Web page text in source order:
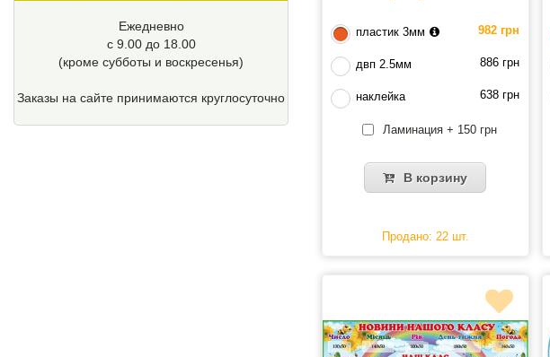
Ежедневно
с 9.00 до 18.00
(кроме cубботы и воскресенья)
Заказы на сайте принимаются круглосуточно
пластик 3мм 982 грн
двп 2.5мм 886 грн
наклейка 638 грн
Ламинация + 150 грн
В корзину
Продано: 22 шт.